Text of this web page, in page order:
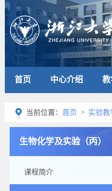
首页 中心介绍
当前位置： 首页 > 实验教
生物化学及实验（丙）
课程简介